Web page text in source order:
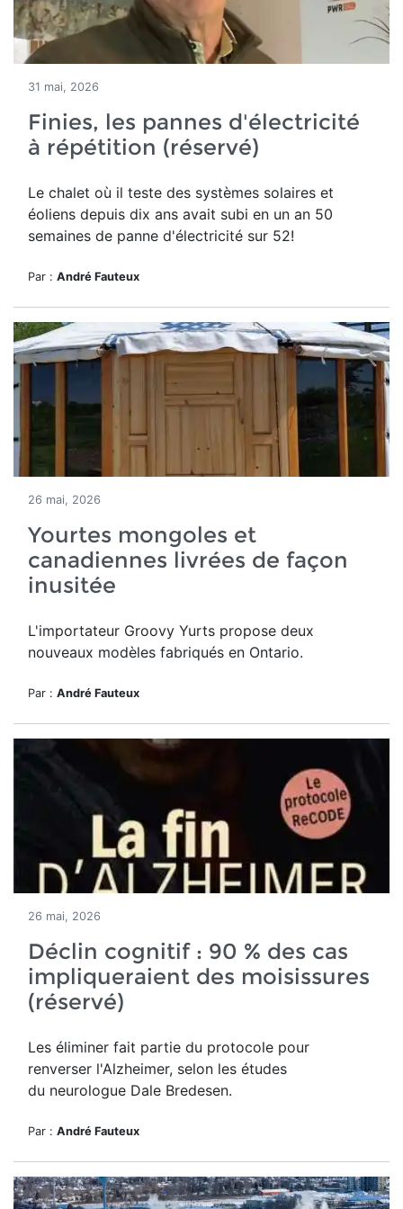
31 mai, 2026
Finies, les pannes d'électricité
à répétition (réservé)
Le chalet où il teste des systèmes solaires et
éoliens depuis dix ans avait subi en un an 50
semaines de panne d'électricité sur 52!
Par : André Fauteux
26 mai, 2026
Yourtes mongoles et
canadiennes livrées de façon
inusitée
L'importateur Groovy Yurts propose deux
nouveaux modèles fabriqués en Ontario.
Par : André Fauteux
26 mai, 2026
Déclin cognitif : 90 % des cas
impliqueraient des moisissures
(réservé)
Les éliminer fait partie du protocole pour
renverser l'Alzheimer, selon les études
du neurologue Dale Bredesen.
Par : André Fauteux